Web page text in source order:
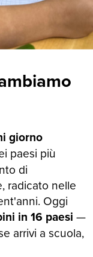
giorno
paesi più
di
radicato nelle
Oggi
in 16 paesi —
arrivi a scuola,